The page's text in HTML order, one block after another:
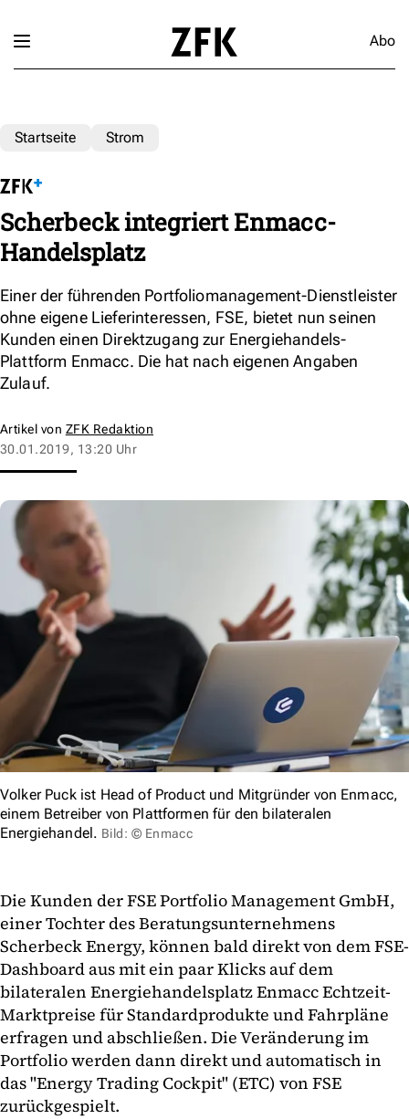
Abo
Startseite Strom
Scherbeck integriert Enmacc-
Handelsplatz
Einer der führenden Portfoliomanagement-Dienstleister
ohne eigene Lieferinteressen, FSE, bietet nun seinen
Kunden einen Direktzugang zur Energiehandels-
Plattform Enmacc. Die hat nach eigenen Angaben
Zulauf.
Artikel von ZFK Redaktion
30.01.2019, 13:20 Uhr
Volker Puck ist Head of Product und Mitgründer von Enmacc,
einem Betreiber von Plattformen für den bilateralen
Energiehandel. Bild: © Enmacc
Die Kunden der FSE Portfolio Management GmbH,
einer Tochter des Beratungsunternehmens
Scherbeck Energy, können bald direkt von dem FSE-
Dashboard aus mit ein paar Klicks auf dem
bilateralen Energiehandelsplatz Enmacc Echtzeit-
Marktpreise für Standardprodukte und Fahrpläne
erfragen und abschließen. Die Veränderung im
Portfolio werden dann direkt und automatisch in
das "Energy Trading Cockpit" (ETC) von FSE
zurückgespielt.